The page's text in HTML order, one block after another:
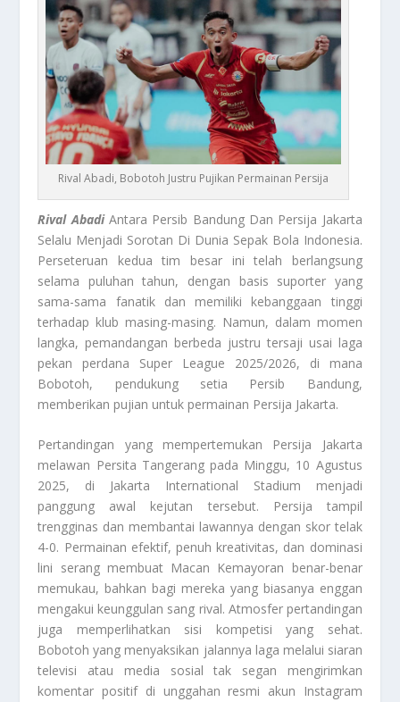
Rival Abadi, Bobotoh Justru Pujikan Permainan Persija
Rival Abadi Antara Persib Bandung Dan Persija Jakarta
Selalu Menjadi Sorotan Di Dunia Sepak Bola Indonesia.
Perseteruan kedua tim besar ini telah berlangsung
selama puluhan tahun, dengan basis suporter yang
sama-sama fanatik dan memiliki kebanggaan tinggi
terhadap klub masing-masing. Namun, dalam momen
langka, pemandangan berbeda justru tersaji usai laga
pekan perdana Super League 2025/2026, di mana
Bobotoh, pendukung setia Persib Bandung,
memberikan pujian untuk permainan Persija Jakarta.
Pertandingan yang mempertemukan Persija Jakarta
melawan Persita Tangerang pada Minggu, 10 Agustus
2025, di Jakarta International Stadium menjadi
panggung awal kejutan tersebut. Persija tampil
trengginas dan membantai lawannya dengan skor telak
4-0. Permainan efektif, penuh kreativitas, dan dominasi
lini serang membuat Macan Kemayoran benar-benar
memukau, bahkan bagi mereka yang biasanya enggan
mengakui keunggulan sang rival. Atmosfer pertandingan
juga memperlihatkan sisi kompetisi yang sehat.
Bobotoh yang menyaksikan jalannya laga melalui siaran
televisi atau media sosial tak segan mengirimkan
komentar positif di unggahan resmi akun Instagram